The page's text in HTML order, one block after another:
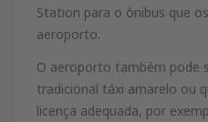
Station para o ônibus que
aeroporto.
O aeroporto também pode
tradicional táxi amarelo ou
licença adequada, por